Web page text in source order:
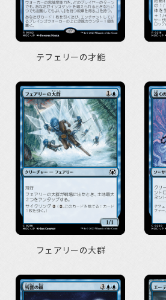
テフェリーの才能
フェアリーの大群